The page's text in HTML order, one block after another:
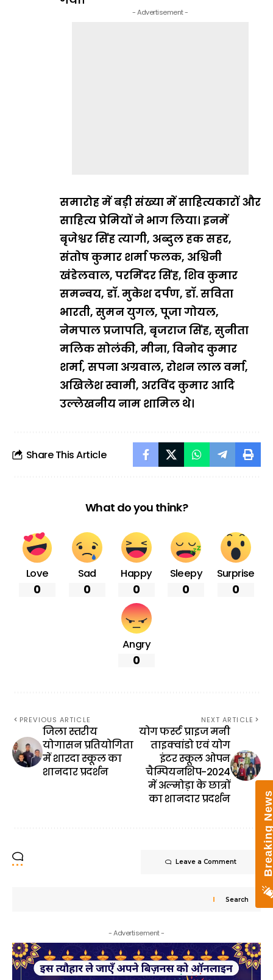
- Advertisement -
समारोह में बड़ी संख्या में साहित्यकारों और
साहित्य प्रेमियों ने भाग लिया। इनमें
बृजेश्वर सिंह त्यागी, अब्दुल हक सहर,
संतोष कुमार शर्मा फलक, अश्विनी
खंडेलवाल, परमिंदर सिंह, शिव कुमार
समन्वय, डॉ. मुकेश दर्पण, डॉ. सविता
भारती, सुमन युगल, पूजा गोयल,
नेमपाल प्रजापति, बृजराज सिंह, सुनीता
मलिक सोलंकी, मीना, विनोद कुमार
शर्मा, सपना अग्रवाल, रोशन लाल वर्मा,
अखिलेश स्वामी, अरविंद कुमार आदि
उल्लेखनीय नाम शामिल थे।
Share This Article
What do you think?
Love
0
Sad
0
Happy
0
Sleepy
0
Surprise
0
Angry
0
PREVIOUS ARTICLE
जिला स्तरीय
योगासन प्रतियोगिता
में शारदा स्कूल का
शानदार प्रदर्शन
NEXT ARTICLE
योग फर्स्ट प्राइज मनी
ताइक्वांडो एवं योग
इंटर स्कूल ओपन
चैम्पियनशिप-2024
में अल्मोड़ा के छात्रों
का शानदार प्रदर्शन
Leave a Comment
Search
- Advertisement -